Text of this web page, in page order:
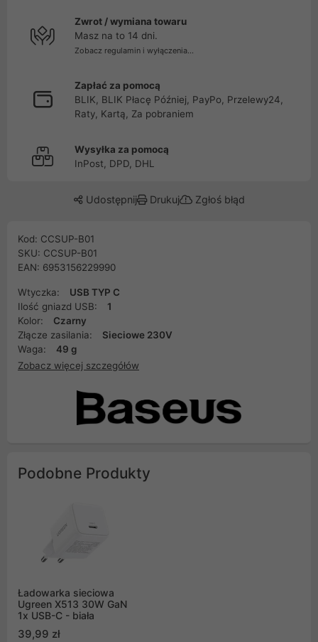
Zwrot / wymiana towaru
Masz na to 14 dni.
Zobacz regulamin i wyłączenia...
Zapłać za pomocą
BLIK, BLIK Płacę Później, PayPo, Przelewy24,
Raty, Kartą, Za pobraniem
Wysyłka za pomocą
InPost, DPD, DHL
Udostępnij Drukuj Zgłoś błąd
Kod: CCSUP-B01
SKU: CCSUP-B01
EAN: 6953156229990
Wtyczka:
USB TYP C
Ilość gniazd USB:
1
Kolor:
Czarny
Złącze zasilania:
Sieciowe 230V
Waga:
49 g
Zobacz więcej szczegółów
Podobne Produkty
Ładowarka sieciowa
Ugreen X513 30W GaN
1x USB-C - biała
39,99 zł